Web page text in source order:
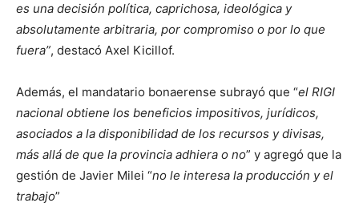
es una decisión política, caprichosa, ideológica y
absolutamente arbitraria, por compromiso o por lo que
fuera”, destacó Axel Kicillof.
Además, el mandatario bonaerense subrayó que “el RIGI
nacional obtiene los beneficios impositivos, jurídicos,
asociados a la disponibilidad de los recursos y divisas,
más allá de que la provincia adhiera o no” y agregó que la
gestión de Javier Milei “no le interesa la producción y el
trabajo”